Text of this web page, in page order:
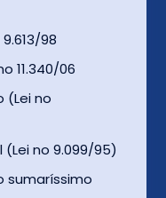
98
11.340/06
(Lei no
(Lei no 9.099/95)
sumaríssimo